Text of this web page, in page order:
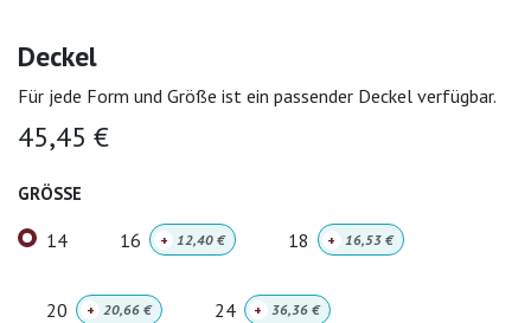
Deckel
Für jede Form und Größe ist ein passender Deckel verfügbar.
45,45 €
GRÖSSE
14 16 + 12,40 € 18 + 16,53€
20 + 20,66 € 24 + 36,36 €